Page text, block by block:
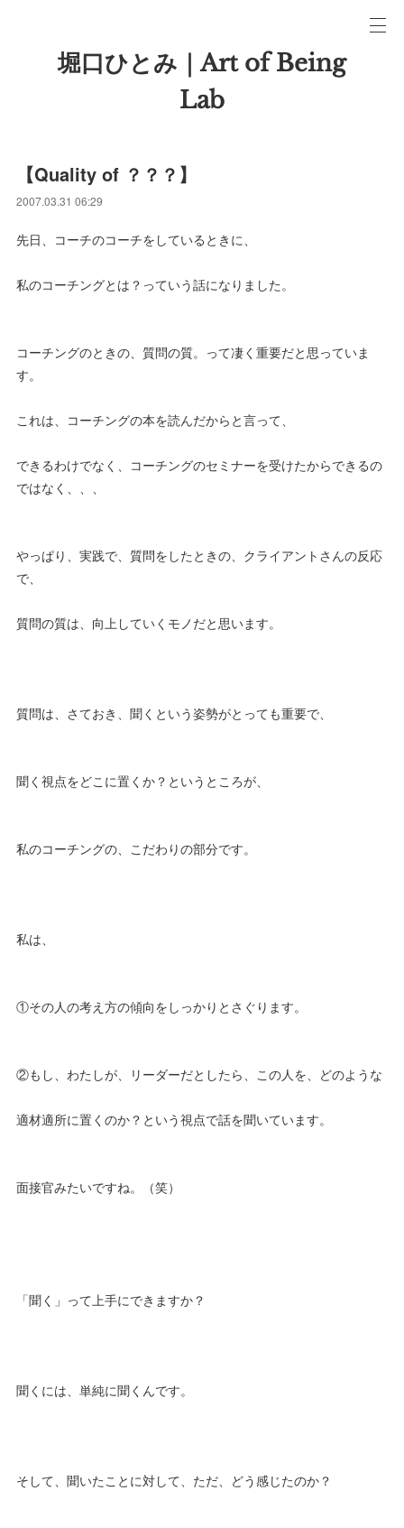
堀口ひとみ｜Art of Being
Lab
【Quality of ？？？】
2007.03.31 06:29
先日、コーチのコーチをしているときに、
私のコーチングとは？っていう話になりました。
コーチングのときの、質問の質。って凄く重要だと思っていま
す。
これは、コーチングの本を読んだからと言って、
できるわけでなく、コーチングのセミナーを受けたからできるの
ではなく、、、
やっぱり、実践で、質問をしたときの、クライアントさんの反応
で、
質問の質は、向上していくモノだと思います。
質問は、さておき、聞くという姿勢がとっても重要で、
聞く視点をどこに置くか？というところが、
私のコーチングの、こだわりの部分です。
私は、
①その人の考え方の傾向をしっかりとさぐります。
②もし、わたしが、リーダーだとしたら、この人を、どのような
適材適所に置くのか？という視点で話を聞いています。
面接官みたいですね。（笑）
「聞く」って上手にできますか？
聞くには、単純に聞くんです。
そして、聞いたことに対して、ただ、どう感じたのか？